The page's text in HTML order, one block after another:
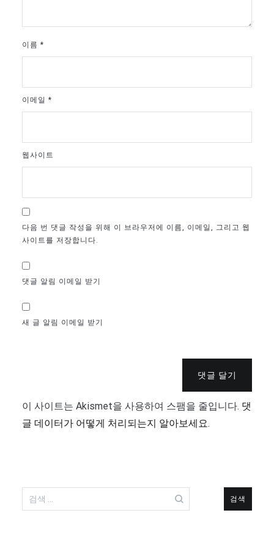
이름 *
이메일 *
웹사이트
다음 번 댓글 작성을 위해 이 브라우저에 이름, 이메일, 그리고 웹
사이트를 저장합니다.
댓글 알림 이메일 받기
새 글 알림 이메일 받기
댓글 달기
이 사이트는 Akismet을 사용하여 스팸을 줄입니다. 댓
글 데이터가 어떻게 처리되는지 알아보세요.
색: